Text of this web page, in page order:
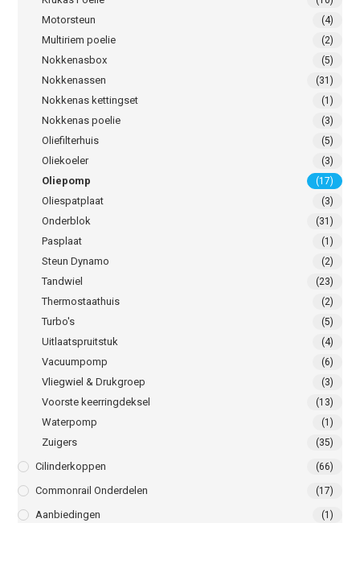
Motorsteun (4)
Multiriem poelie (2)
Nokkenasbox (5)
Nokkenassen (31)
Nokkenas kettingset (1)
Nokkenas poelie (3)
Oliefilterhuis (5)
Oliekoeler (3)
Oliepomp (17)
Oliespatplaat (3)
Onderblok (31)
Pasplaat (1)
Steun Dynamo (2)
Tandwiel (23)
Thermostaathuis (2)
Turbo's (5)
Uitlaatspruitstuk (4)
Vacuumpomp (6)
Vliegwiel & Drukgroep (3)
Voorste keerringdeksel (13)
Waterpomp (1)
Zuigers (35)
Cilinderkoppen (66)
Commonrail Onderdelen (17)
Aanbiedingen (1)